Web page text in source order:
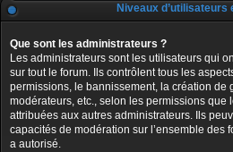
Niveaux d’utilisateurs
Que sont les administrateurs ?
Les administrateurs sont les utilisateurs qui
sur tout le forum. Ils contrôlent tous les
permissions, le bannissement, la création de
modérateurs, etc., selon les permissions que
attribuées aux autres administrateurs. Ils
capacités de modération sur l’ensemble des
a autorisé.